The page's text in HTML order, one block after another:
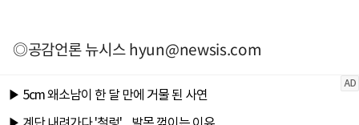
◎공감언론 뉴시스hyun@newsis.com